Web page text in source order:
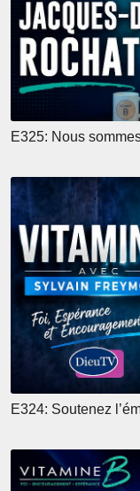
E325: Nous
E324: Soutenez